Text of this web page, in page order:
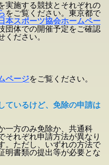
実施する競技とそれぞれの
をご覧ください。東京都で
日本スポーツ協会ホームペー
団体での開催予定をご確認
ください。
ページをご覧ください。
ているけど、免除の申請は
一方のみ免除か、共通科
それぞれ申請方法が異なり
。ただし、いずれの方法で
明書類の提出等が必要とな